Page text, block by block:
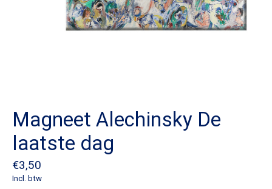
Magneet Alechinsky De
laatste dag
€3,50
Incl. btw